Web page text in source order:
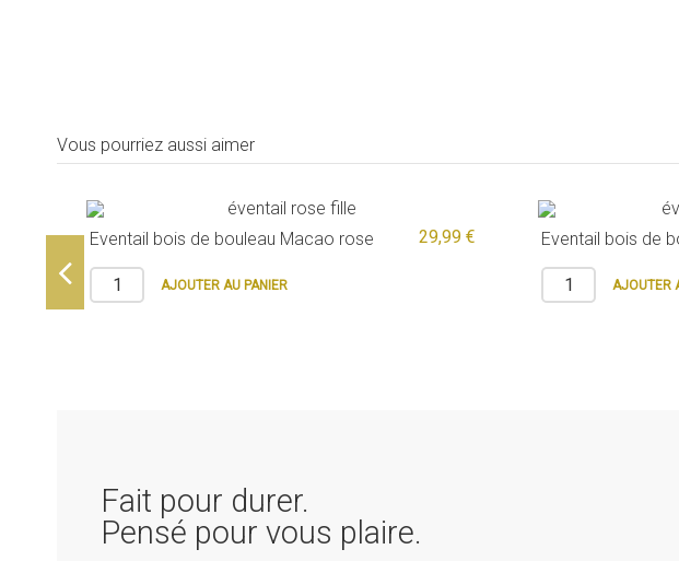
Vous pourriez aussi aimer
Eventail bois de bouleau Macao rose 29,99 €
AJOUTER AU PANIER
Eventail bois de
AJOUTER
Fait pour durer.
Pensé pour vous plaire.